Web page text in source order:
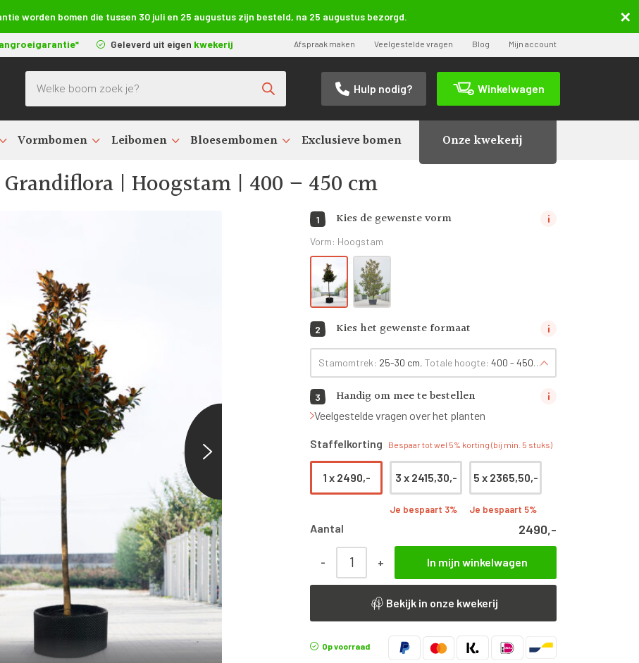
worden bomen die tussen 30 juli en 25 augustus zijn besteld, na 25 augustus bezorgd.
Hulp nodig? Winkelwagen
Producten zoeken
Vormbomen Leibomen Bloesembomen Exclusieve bomen Onze kwekerij
Geleverd uit eigen kwekerij Afspraak maken Veelgestelde vragen Blog Mijn account
| Hoogstam | 400 – 450 cm
1 Kies de gewenste vorm
Vorm: Hoogstam
2 Kies het gewenste formaat
Stamomtrek: 25-30 cm, Totale hoogte: 400 - 450
cm
3
Handig om mee te bestellen
Veelgestelde vragen over het planten
Staffelkorting Bespaar tot wel 5% korting (bij min. 5 stuks)
1 x 2490,- 3 x 2415,30,-
Je bespaart 3%
5 x 2365,50,-
Je bespaart 5%
Aantal 2490,-
-
Magnolia Grandiflora | Hoogstam | 400 - 450 cm aantal
+ In mijn winkelwagen
Bekijk in onze kwekerij
Op voorraad